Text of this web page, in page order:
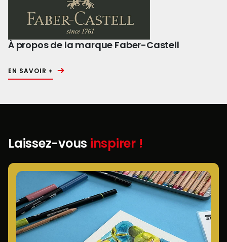
À propos de la marque Faber-Castell
EN SAVOIR +
Laissez-vous inspirer !